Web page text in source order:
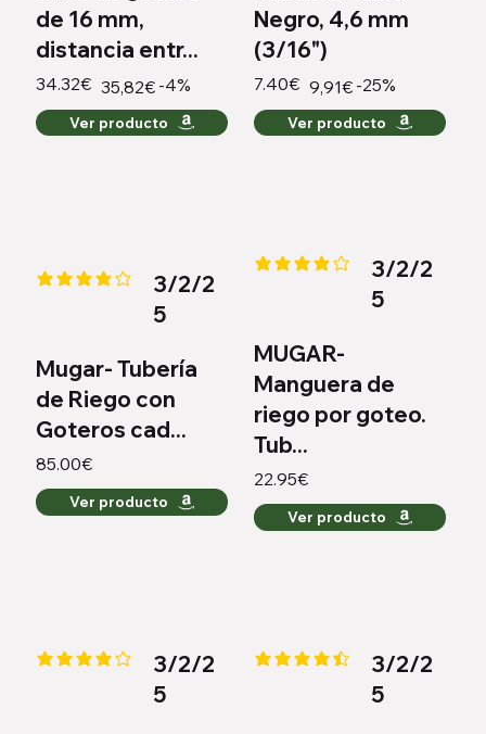
de 16 mm,
distancia entr...
34.32€ 35,82€ -4%
Ver producto
Negro, 4,6 mm
(3/16")
7.40€ 9,91€ -25%
Ver producto
la calificación promedio es 4.1 de 5
3/2/2
5
Mugar- Tubería
de Riego con
Goteros cad...
85.00€
Ver producto
la calificación promedio es 4.2
3/2/2
5
MUGAR-
Manguera de
riego por goteo.
Tub...
22.95€
Ver producto
la calificación promedio es 4.2 de 5
3/2/2
5
la calificación promedio es 4.4
3/2/2
5